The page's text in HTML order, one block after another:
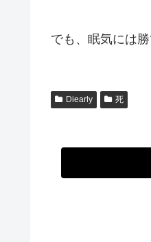
でも、眠気には
Diearly 死